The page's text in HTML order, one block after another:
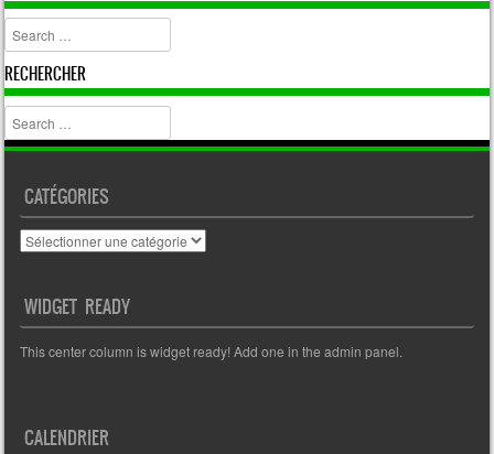
Search
RECHERCHER
Search
CATÉGORIES
Catégories
WIDGET READY
This center column is widget ready! Add one in the admin panel.
CALENDRIER